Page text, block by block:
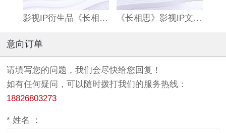
影视IP衍生品《长相思》双闪吧唧 《长相思》影视IP文创亚克力流沙麻将
意向订单
请填写您的问题，我们会尽快给您回复！
如有任何疑问，可以随时拨打我们的服务热线：
18826803273
* 姓名 ：